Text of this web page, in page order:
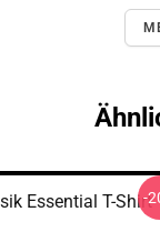
Essential T-Shirt
-